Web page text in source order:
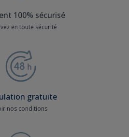
100% sécurisé
en toute sécurité
gratuite
nos conditions